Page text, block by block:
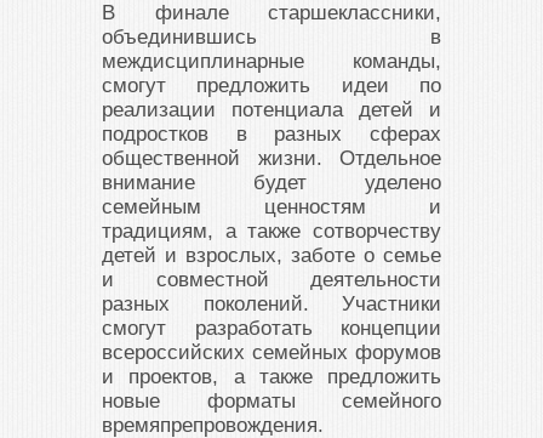
В финале старшеклассники,
объединившись в
междисциплинарные команды,
смогут предложить идеи по
реализации потенциала детей и
подростков в разных сферах
общественной жизни. Отдельное
внимание будет уделено
семейным ценностям и
традициям, а также сотворчеству
детей и взрослых, заботе о семье
и совместной деятельности
разных поколений. Участники
смогут разработать концепции
всероссийских семейных форумов
и проектов, а также предложить
новые форматы семейного
времяпрепровождения.